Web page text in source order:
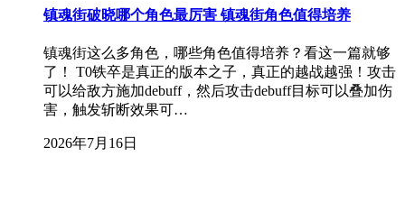
镇魂街破晓哪个角色最厉害 镇魂街角色值得培养
镇魂街这么多角色，哪些角色值得培养？看这一篇就够
了！ T0铁卒是真正的版本之子，真正的越战越强！攻击
可以给敌方施加debuff，然后攻击debuff目标可以叠加伤
害，触发斩断效果可…
2026年7月16日